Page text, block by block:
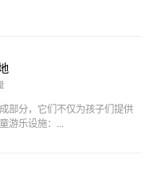
部分，它们不仅为孩子们提供
游乐设施：...